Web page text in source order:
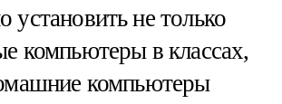
установить не только
компьютеры в классах,
компьютеры